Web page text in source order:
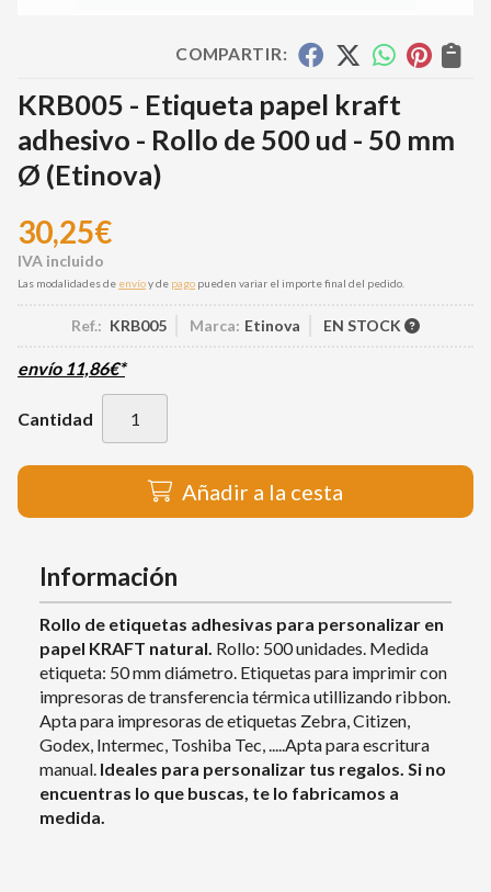
COMPARTIR:
KRB005 - Etiqueta papel kraft
adhesivo - Rollo de 500 ud - 50 mm
Ø (Etinova)
30,25€
Las modalidades de envíoy de pago pueden variar el importe final del pedido.
Ref.: KRB005 Marca: Etinova EN STOCK
envío 11,86€*
Cantidad
Añadir a la cesta
Información
Rollo de etiquetas adhesivas para personalizar en
papel KRAFT natural. Rollo: 500 unidades. Medida
etiqueta: 50 mm diámetro. Etiquetas para imprimir con
impresoras de transferencia térmica utillizando ribbon.
Apta para impresoras de etiquetas Zebra, Citizen,
Godex, Intermec, Toshiba Tec, .....Apta para escritura
manual. Ideales para personalizar tus regalos. Si no
encuentras lo que buscas, te lo fabricamos a
medida.